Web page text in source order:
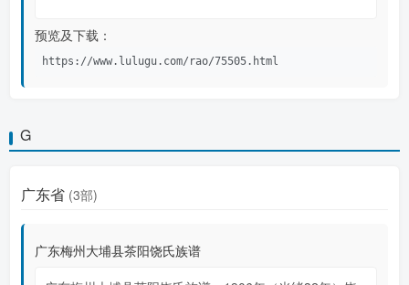
预览及下载：
https://www.lulugu.com/rao/75505.html
G
广东省 (3部)
广东梅州大埔县茶阳饶氏族谱